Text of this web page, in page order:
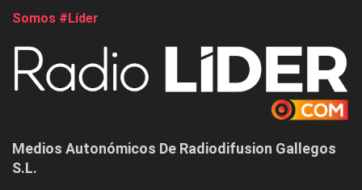
Somos #Líder
Medios Autonómicos De Radiodifusion Gallegos
S.L.